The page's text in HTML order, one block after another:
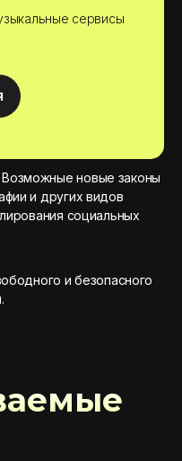
сервисы
Возможные новые законы
и других видов
социальных
и безопасного